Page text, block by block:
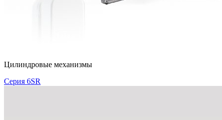
Цилиндровые механизмы
Серия 6SR